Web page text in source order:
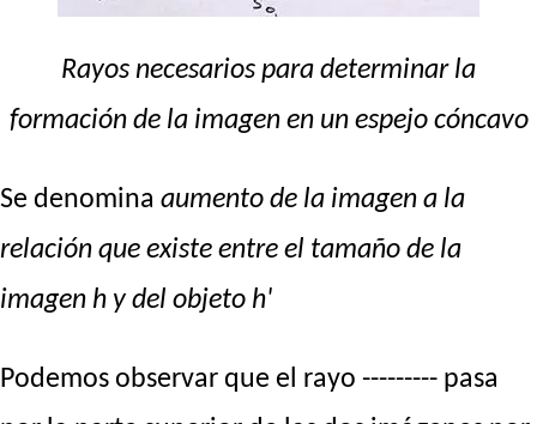
Rayos necesarios para determinar la
formación de la imagen en un espejo cóncavo
Se denomina aumento de la imagen a la
relación que existe entre el tamaño de la
imagen h y del objeto h'
Podemos observar que el rayo --------- pasa